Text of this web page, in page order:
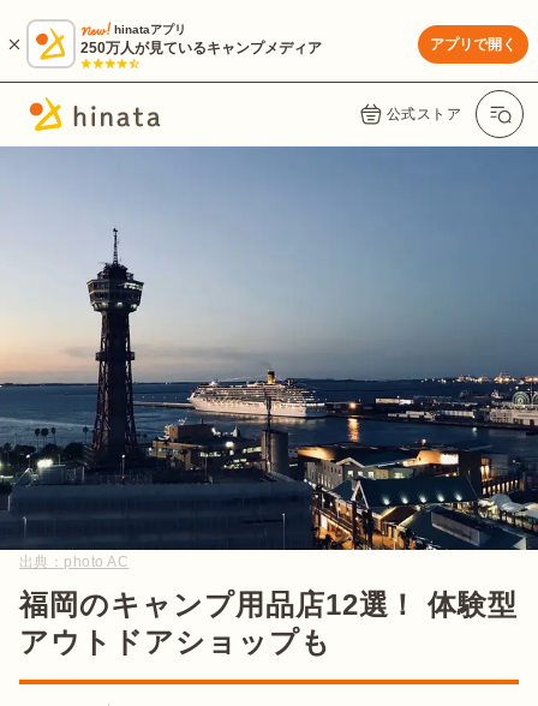
hinataアプリ
250万人が見ているキャンプメディア アプリで開く
公式ストア
出典： photo AC
福岡のキャンプ用品店12選！ 体験型
アウトドアショップも